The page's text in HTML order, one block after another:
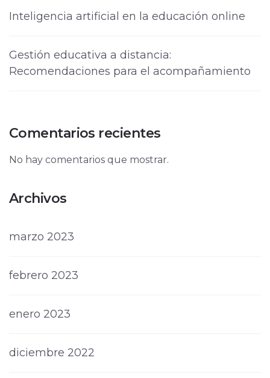
Inteligencia artificial en la educación online
Gestión educativa a distancia:
Recomendaciones para el acompañamiento
Comentarios recientes
No hay comentarios que mostrar.
Archivos
marzo 2023
febrero 2023
enero 2023
diciembre 2022